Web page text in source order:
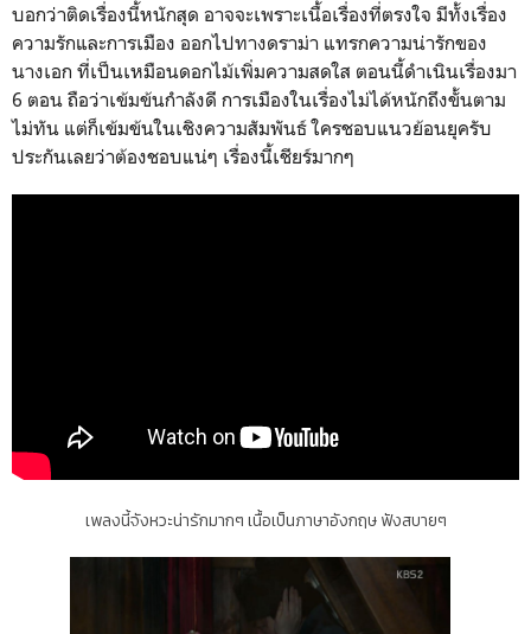
บอกว่าติดเรื่องนี้หนักสุด อาจจะเพราะเนื้อเรื่องที่ตรงใจ มีทั้งเรื่อง
ความรักและการเมือง ออกไปทางดราม่า แทรกความน่ารักของ
นางเอก ที่เป็นเหมือนดอกไม้เพิ่มความสดใส ตอนนี้ดำเนินเรื่องมา
6 ตอน ถือว่าเข้มข้นกำลังดี การเมืองในเรื่องไม่ได้หนักถึงขั้นตาม
ไม่ทัน แต่ก็เข้มข้นในเชิงความสัมพันธ์ ใครชอบแนวย้อนยุครับ
ประกันเลยว่าต้องชอบแน่ๆ เรื่องนี้เชียร์มากๆ
เพลงนี้จังหวะน่ารักมากๆ เนื้อเป็นภาษาอังกฤษ ฟังสบายๆ